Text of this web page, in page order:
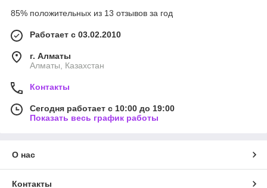
85% положительных из 13 отзывов за год
Работает с 03.02.2010
г. Алматы
Алматы, Казахстан
Контакты
Сегодня работает с 10:00 до 19:00
Показать весь график работы
О нас
Контакты